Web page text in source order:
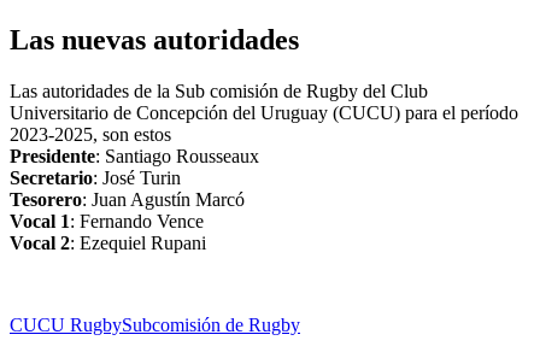
Las nuevas autoridades
Las autoridades de la Sub comisión de Rugby del Club
Universitario de Concepción del Uruguay (CUCU) para el período
2023-2025, son estos
Presidente: Santiago Rousseaux
Secretario: José Turin
Tesorero: Juan Agustín Marcó
Vocal 1: Fernando Vence
Vocal 2: Ezequiel Rupani
CUCU RugbySubcomisión de Rugby